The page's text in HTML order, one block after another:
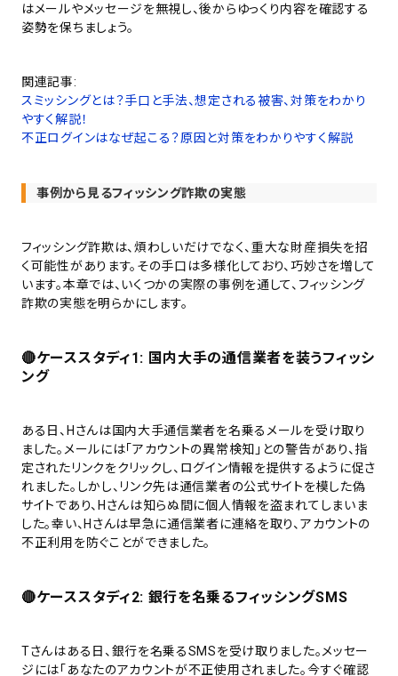
はメールやメッセージを無視し、後からゆっくり内容を確認する
姿勢を保ちましょう。
関連記事:
スミッシングとは？手口と手法、想定される被害、対策をわかり
やすく解説！
不正ログインはなぜ起こる？原因と対策をわかりやすく解説
事例から見るフィッシング詐欺の実態
フィッシング詐欺は、煩わしいだけでなく、重大な財産損失を招
く可能性があります。その手口は多様化しており、巧妙さを増して
います。本章では、いくつかの実際の事例を通して、フィッシング
詐欺の実態を明らかにします。
🔴ケーススタディ1: 国内大手の通信業者を装うフィッシ
ング
ある日、Hさんは国内大手通信業者を名乗るメールを受け取り
ました。メールには「アカウントの異常検知」との警告があり、指
定されたリンクをクリックし、ログイン情報を提供するように促さ
れました。しかし、リンク先は通信業者の公式サイトを模した偽
サイトであり、Hさんは知らぬ間に個人情報を盗まれてしまいま
した。幸い、Hさんは早急に通信業者に連絡を取り、アカウントの
不正利用を防ぐことができました。
🔴ケーススタディ2: 銀行を名乗るフィッシングSMS
Tさんはある日、銀行を名乗るSMSを受け取りました。メッセー
ジには「あなたのアカウントが不正使用されました。今すぐ確認